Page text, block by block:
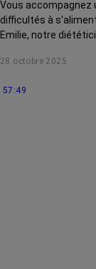
Vous accompagnez
difficultés à
Emilie, notre
28 octobre 2025
57:49